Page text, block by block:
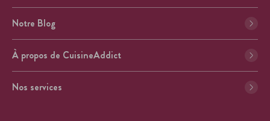
Notre Blog
À propos de CuisineAddict
Nos services